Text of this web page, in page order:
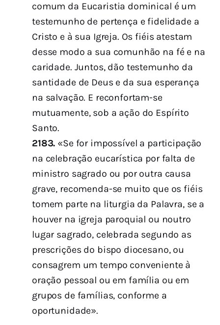
comum da Eucaristia dominical é um
testemunho de pertença e fidelidade a
Cristo e à sua Igreja. Os fiéis atestam
desse modo a sua comunhão na fé e na
caridade. Juntos, dão testemunho da
santidade de Deus e da sua esperança
na salvação. E reconfortam-se
mutuamente, sob a ação do Espírito
Santo.
2183. «Se for impossível a participação
na celebração eucarística por falta de
ministro sagrado ou por outra causa
grave, recomenda-se muito que os fiéis
tomem parte na liturgia da Palavra, se a
houver na igreja paroquial ou noutro
lugar sagrado, celebrada segundo as
prescrições do bispo diocesano, ou
consagrem um tempo conveniente à
oração pessoal ou em família ou em
grupos de famílias, conforme a
oportunidade».